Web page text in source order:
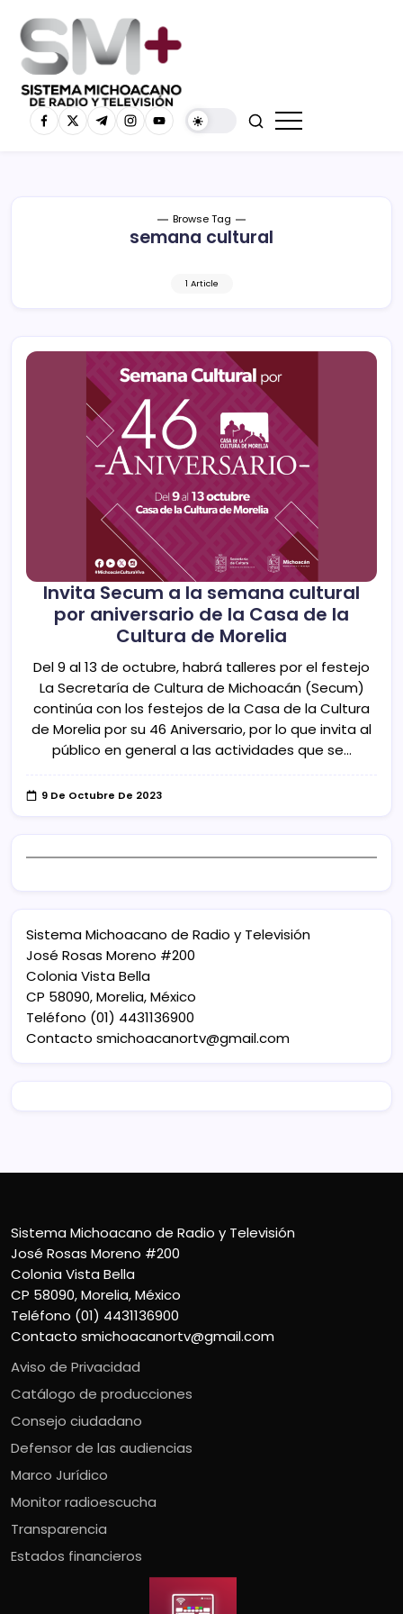
Browse Tag
semana cultural
1 Article
Invita Secum a la semana cultural
por aniversario de la Casa de la
Cultura de Morelia
Del 9 al 13 de octubre, habrá talleres por el festejo
La Secretaría de Cultura de Michoacán (Secum)
continúa con los festejos de la Casa de la Cultura
de Morelia por su 46 Aniversario, por lo que invita al
público en general a las actividades que se…
9 De Octubre De 2023
Sistema Michoacano de Radio y Televisión
José Rosas Moreno #200
Colonia Vista Bella
CP 58090, Morelia, México
Teléfono (01) 4431136900
Contacto smichoacanortv@gmail.com
Sistema Michoacano de Radio y Televisión
José Rosas Moreno #200
Colonia Vista Bella
CP 58090, Morelia, México
Teléfono (01) 4431136900
Contacto smichoacanortv@gmail.com
Aviso de Privacidad
Catálogo de producciones
Consejo ciudadano
Defensor de las audiencias
Marco Jurídico
Monitor radioescucha
Transparencia
Estados financieros